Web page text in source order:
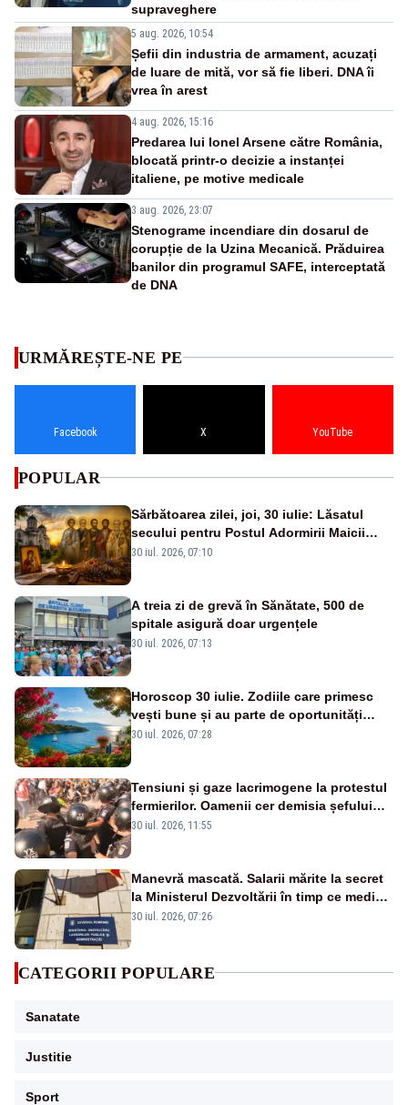
supraveghere
5 aug. 2026, 10:54
Șefii din industria de armament, acuzați
de luare de mită, vor să fie liberi. DNA îi
vrea în arest
4 aug. 2026, 15:16
Predarea lui Ionel Arsene către România,
blocată printr-o decizie a instanței
italiene, pe motive medicale
3 aug. 2026, 23:07
Stenograme incendiare din dosarul de
corupție de la Uzina Mecanică. Prăduirea
banilor din programul SAFE, interceptată
de DNA
URMĂREȘTE-NE PE
Facebook X YouTube
POPULAR
Sărbătoarea zilei, joi, 30 iulie: Lăsatul
secului pentru Postul Adormirii Maicii
Domnului și Sfântul Valentin
30 iul. 2026, 07:10
A treia zi de grevă în Sănătate, 500 de
spitale asigură doar urgențele
30 iul. 2026, 07:13
Horoscop 30 iulie. Zodiile care primesc
vești bune și au parte de oportunități
neașteptate
30 iul. 2026, 07:28
Tensiuni și gaze lacrimogene la protestul
fermierilor. Oamenii cer demisia șefului
ANSVSA și s-au mutat în Piața Victoria–
30 iul. 2026, 11:55
Manevră mascată. Salarii mărite la secret
la Ministerul Dezvoltării în timp ce medicii
ies în stradă
30 iul. 2026, 07:26
CATEGORII POPULARE
Sanatate
Justitie
Sport